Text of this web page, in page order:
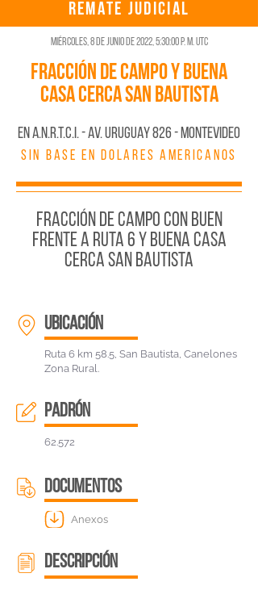
REMATE JUDICIAL
miércoles, 8 de junio de 2022, 5:30:00 p. m. UTC
FRACCIÓN DE CAMPO Y BUENA
CASA CERCA SAN BAUTISTA
En A.N.R.T.C.I. - AV. URUGUAY 826 - MONTEVIDEO
SIN BASE EN DOLARES AMERICANOS
FRACCIÓN DE CAMPO CON BUEN
FRENTE A RUTA 6 Y BUENA CASA
CERCA SAN BAUTISTA
ubicación
Ruta 6 km 58.5, San Bautista, Canelones
Zona Rural.
padrón
62.572
DOCUMENTOS
Anexos
descripción